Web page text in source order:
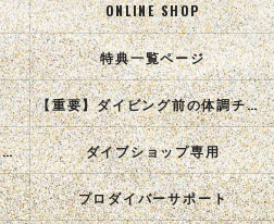
ONLINE SHOP
特典一覧ページ
【重要】ダイビング前の体調チェック
【かんたん解説】予約・申し込み手順 ダイブショップ専用
プロダイバーサポート